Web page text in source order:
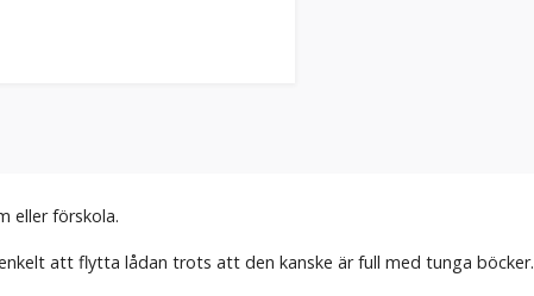
eller förskola.
att flytta lådan trots att den kanske är full med tunga böcker.